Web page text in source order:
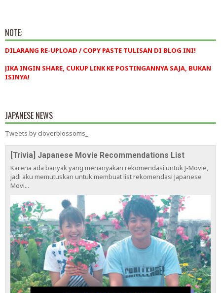
NOTE:
DILARANG RE-UPLOAD / COPY PASTE TULISAN DI BLOG INI!
JIKA INGIN SHARE, CUKUP LINK KE POSTINGANNYA SAJA, BUKAN
ISINYA!
JAPANESE NEWS
Tweets by cloverblossoms_
[Trivia] Japanese Movie Recommendations List
Karena ada banyak yang menanyakan rekomendasi untuk J-Movie,
jadi aku memutuskan untuk membuat list rekomendasi Japanese
Movi...